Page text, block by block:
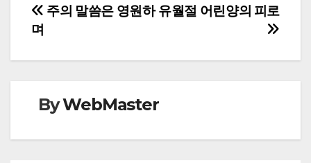
Post
navigation
유월절 어린양의 피로
주의 말씀은 영원하
며
ByWebMaster